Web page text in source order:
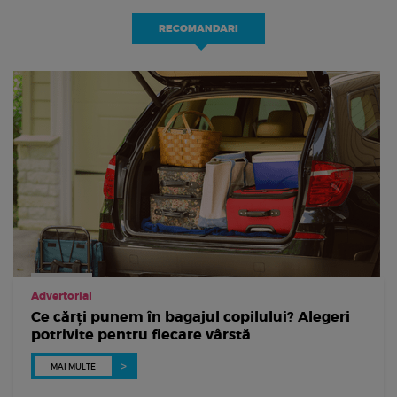
RECOMANDARI
Advertorial
Ce cărți punem în bagajul copilului? Alegeri
potrivite pentru fiecare vârstă
MAI MULTE